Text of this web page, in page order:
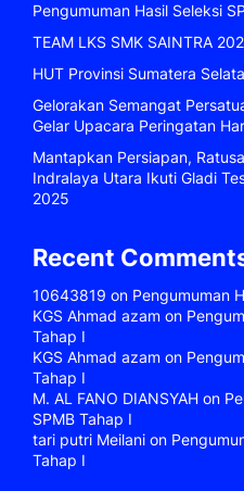
Pengumuman Hasil Seleksi
TEAM LKS SMK SAINTRA
HUT Provinsi Sumatera
Gelorakan Semangat
Gelar Upacara Peringatan
Mantapkan Persiapan,
Indralaya Utara Ikuti Gladi
2025
Recent
10643819 on Pengumuman
KGS Ahmad azam on
Tahap I
KGS Ahmad azam on
Tahap I
M. AL FANO DIANSYAH on
SPMB Tahap I
tari putri Meilani on
Tahap I